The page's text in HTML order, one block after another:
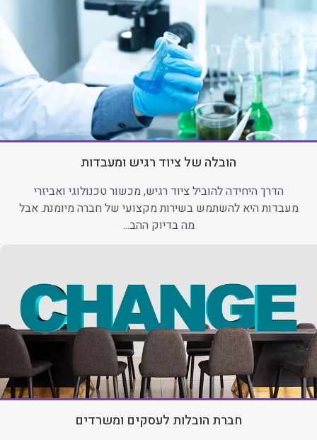
הובלה של ציוד רגיש ומעבדות
הדרך היחידה להוביל ציוד רגיש, מכשור טכנולוגי ואביזרי
מעבדות היא להשתמש בשירות מקצועי של חברה מיומנת. אבל
מה בדיוק ההב...
חברת הובלות לעסקים ומשרדים